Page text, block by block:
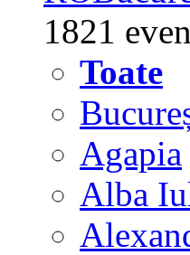
1821
Toate
Agapia
Alba